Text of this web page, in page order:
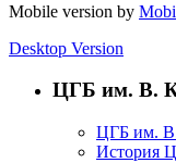
Mobile version by
Desktop Version
ЦГБ им. В.
ЦГБ им.
История